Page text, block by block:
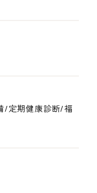
/定期健康診断/福